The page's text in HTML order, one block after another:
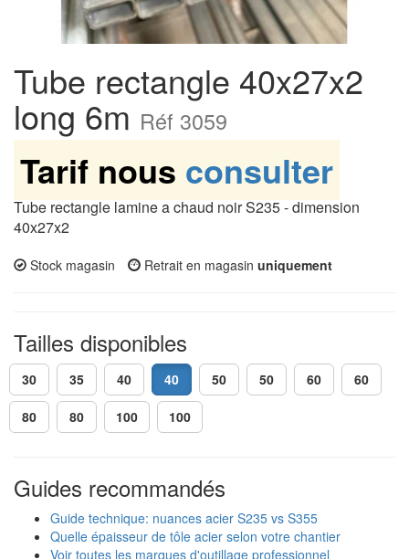
Tube rectangle 40x27x2
long 6m Réf 3059
Tarif nous consulter
Tube rectangle lamine a chaud noir S235 - dimension
40x27x2
Stock magasin Retrait en magasin uniquement
Tailles disponibles
30 35 40 40 50 50 60 60
80 80 100 100
Guides recommandés
Guide technique: nuances acier S235 vs S355
Quelle épaisseur de tôle acier selon votre chantier
Voir toutes les marques d'outillage professionnel